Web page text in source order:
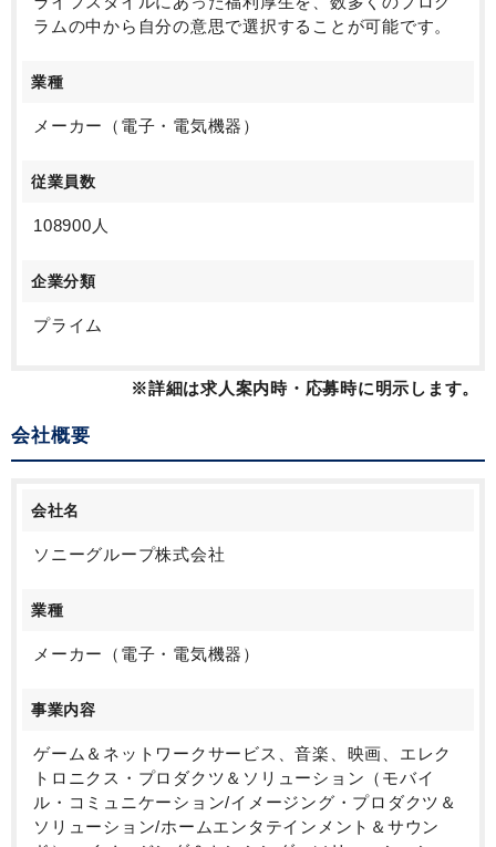
ラムの中から自分の意思で選択することが可能です。
業種
メーカー（電子・電気機器）
従業員数
108900人
企業分類
プライム
※詳細は求人案内時・応募時に明示します。
会社概要
会社名
ソニーグループ株式会社
業種
メーカー（電子・電気機器）
事業内容
ゲーム＆ネットワークサービス、音楽、映画、エレク
トロニクス・プロダクツ＆ソリューション（モバイ
ル・コミュニケーション/イメージング・プロダクツ＆
ソリューション/ホームエンタテインメント＆サウン